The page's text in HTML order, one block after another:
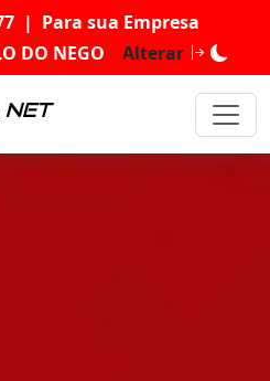
| Para sua Empresa
DO NEGO Alterar